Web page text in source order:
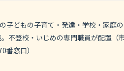
子どもの子育て・発達・学校・家庭の
不登校・いじめの専門職員が配置（
番窓口）